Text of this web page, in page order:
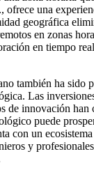
ofrece una
geográfica
en zonas
en tiempo
también ha sido
Las
de innovación
puede
con un
y